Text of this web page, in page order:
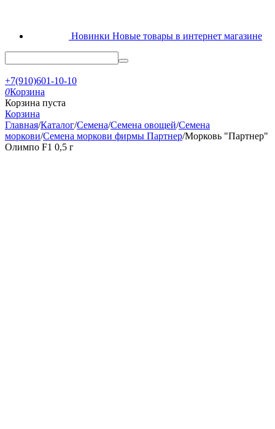
Новинки Новые товары в интернет магазине
+7(910)601-10-10
0Корзина
Корзина пуста
Корзина
Главная/Каталог/Семена/Семена овощей/Семена
моркови/Семена моркови фирмы Партнер/Морковь "Партнер"
Олимпо F1 0,5 г